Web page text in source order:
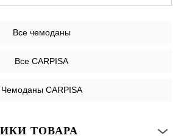
Все чемоданы
Все CARPISA
Чемоданы CARPISA
ТОВАРА